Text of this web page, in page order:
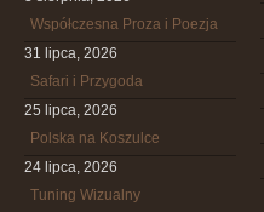
Współczesna Proza i Poezja
31 lipca, 2026
Safari i Przygoda
25 lipca, 2026
Polska na Koszulce
24 lipca, 2026
Tuning Wizualny